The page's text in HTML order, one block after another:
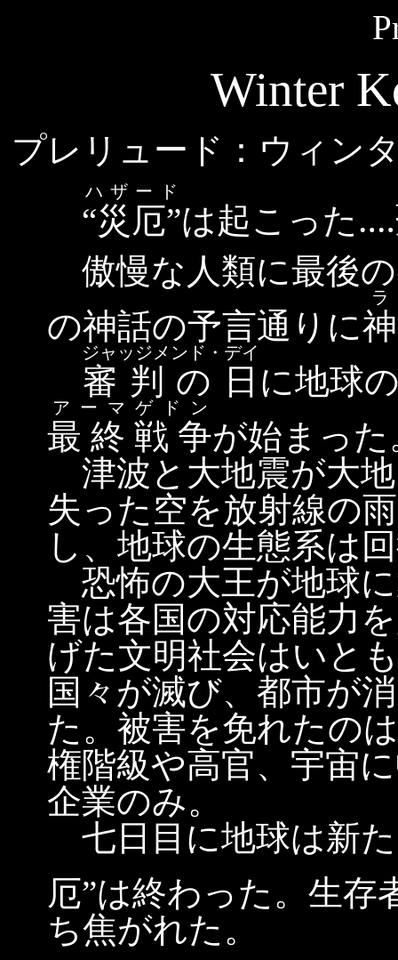
Winter
プレリュード：ウィン
“災厄”
ハザード
は起こった
傲慢な人類に最後
の神話の予言通りに
審 判 の 日
ジャッジメンド・デイ
に地球
最 終 戦 争
アーマゲドン
が始まった
津波と大地震が大
失った空を放射線の
し、地球の生態系は
恐怖の大王が地球
害は各国の対応能力
げた文明社会はいと
国々が滅び、都市が
た。被害を免れたの
権階級や高官、宇宙
企業のみ。
七日目に地球は新
厄”は終わった。生存
ち焦がれた。